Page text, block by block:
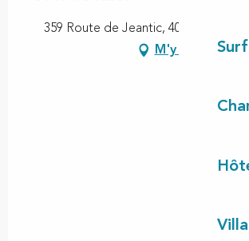
359 Route de Jeantic, 40170 Saint-
M'y rendre